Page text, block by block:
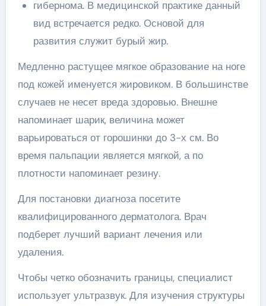
гибернома. В медицинской практике данный
вид встречается редко. Основой для
развития служит бурый жир.
Медленно растущее мягкое образование на ноге
под кожей именуется жировиком. В большинстве
случаев не несет вреда здоровью. Внешне
напоминает шарик, величина может
варьироваться от горошинки до 3-х см. Во
время пальпации является мягкой, а по
плотности напоминает резину.
Для постановки диагноза посетите
квалифицированного дерматолога. Врач
подберет лучший вариант лечения или
удаления.
Чтобы четко обозначить границы, специалист
использует ультразвук. Для изучения структуры